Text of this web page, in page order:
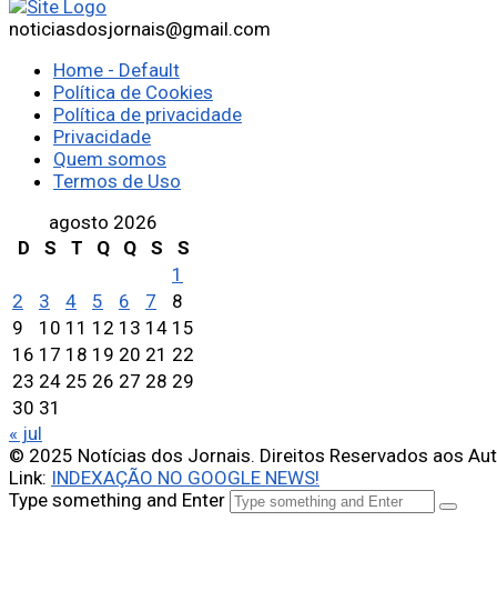
noticiasdosjornais@gmail.com
Home - Default
Política de Cookies
Política de privacidade
Privacidade
Quem somos
Termos de Uso
agosto 2026
D
S T Q Q S
S
1
2
3 4 5 6 7
8
9
10 11 12 13 14 15
16 17 18 19 20 21 22
23 24 25 26 27 28 29
30 31
« jul
© 2025 Notícias dos Jornais. Direitos Reservados aos
Link: INDEXAÇÃO NO GOOGLE NEWS!
Type something and Enter